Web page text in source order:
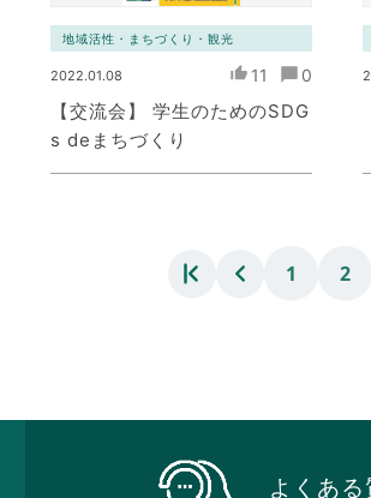
地域活性・まちづくり・観光
2022.01.08 11 0
【交流会】 学生のためのSDG
s deまちづくり
1 2
よくあ